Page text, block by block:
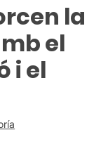
la
el
i el